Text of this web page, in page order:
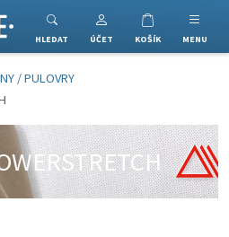
HLEDAT ÚČET KOŠÍK MENU
/ PULOVRY